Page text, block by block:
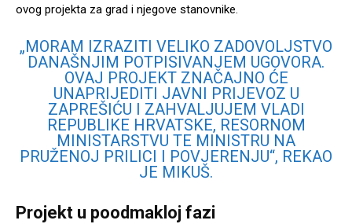
ovog projekta za grad i njegove stanovnike.
„MORAM IZRAZITI VELIKO ZADOVOLJSTVO
DANAŠNJIM POTPISIVANJEM UGOVORA.
OVAJ PROJEKT ZNAČAJNO ĆE
UNAPRIJEDITI JAVNI PRIJEVOZ U
ZAPREŠIĆU I ZAHVALJUJEM VLADI
REPUBLIKE HRVATSKE, RESORNOM
MINISTARSTVU TE MINISTRU NA
PRUŽENOJ PRILICI I POVJERENJU“, REKAO
JE MIKUŠ.
Projekt u poodmakloj fazi